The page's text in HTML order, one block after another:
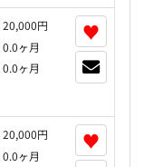
20,000円
0.0ヶ月
0.0ヶ月
♥
20,000円
0.0ヶ月
♥